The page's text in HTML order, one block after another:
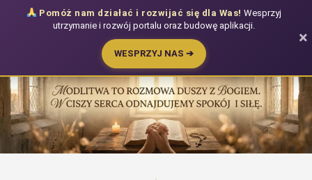
do
treści
Pomóż nam działać i rozwijać się dla Was! Wesprzyj
utrzymanie i rozwój portalu oraz budowę aplikacji.
WESPRZYJ NAS ➔
×